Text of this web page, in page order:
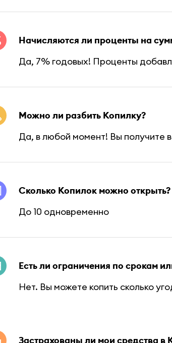
Начисляются ли проценты на
Да, 7% годовых! Проценты
Можно ли разбить Копилку?
Да, в любой момент! Вы получите
Сколько Копилок можно открыть?
До 10 одновременно
Есть ли ограничения по срокам
Нет. Вы можете копить сколько
Застрахованы ли мои средства в